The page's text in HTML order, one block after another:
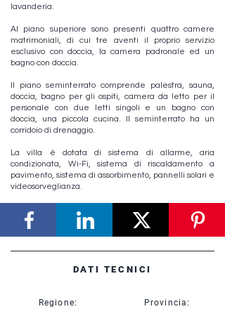
lavanderia.
Al piano superiore sono presenti quattro camere
matrimoniali, di cui tre aventi il proprio servizio
esclusivo con doccia, la camera padronale ed un
bagno con doccia.
Il piano seminterrato comprende palestra, sauna,
doccia, bagno per gli ospiti, camera da letto per il
personale con due letti singoli e un bagno con
doccia, una piccola cucina. Il seminterrato ha un
corridoio di drenaggio.
La villa è dotata di sistema di allarme, aria
condizionata, Wi-Fi, sistema di riscaldamento a
pavimento, sistema di assorbimento, pannelli solari e
videosorveglianza.
DATI TECNICI
Regione:
Provincia: